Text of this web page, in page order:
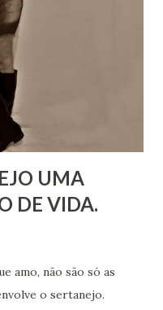
UMA
DE VIDA.
amo, não são só as
o sertanejo.